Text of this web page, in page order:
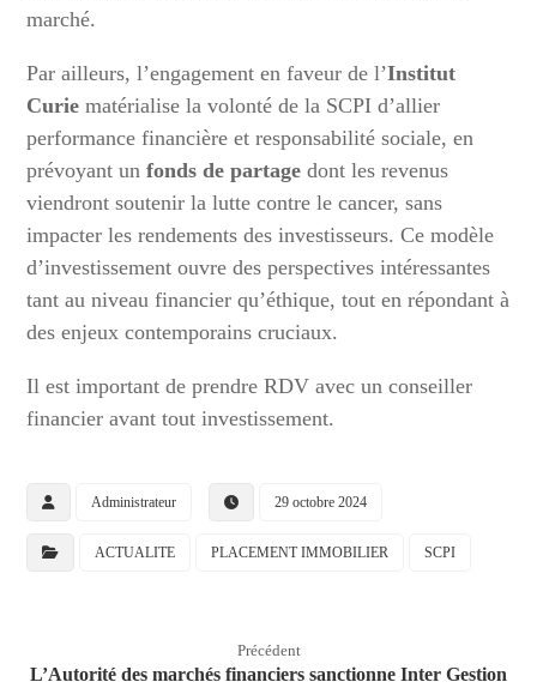
marché.
Par ailleurs, l’engagement en faveur de l’Institut
Curie matérialise la volonté de la SCPI d’allier
performance financière et responsabilité sociale, en
prévoyant unfonds de partage dont les revenus
viendront soutenir la lutte contre le cancer, sans
impacter les rendements des investisseurs. Ce modèle
d’investissement ouvre des perspectives intéressantes
tant au niveau financier qu’éthique, tout en répondant à
des enjeux contemporains cruciaux.
Il est important de prendre RDV avec un conseiller
financier avant tout investissement.
Administrateur 29 octobre 2024
ACTUALITE PLACEMENT IMMOBILIER SCPI
Précédent
L’Autorité des marchés financiers sanctionne Inter Gestion